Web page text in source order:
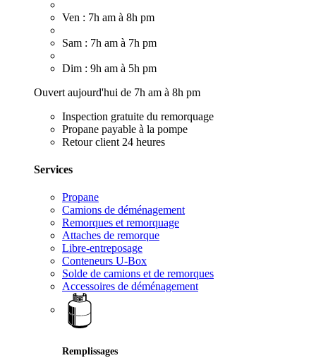
Ven : 7h am à 8h pm
Sam : 7h am à 7h pm
Dim : 9h am à 5h pm
Ouvert aujourd'hui de 7h am à 8h pm
Inspection gratuite du remorquage
Propane payable à la pompe
Retour client 24 heures
Services
Propane
Camions de déménagement
Remorques et remorquage
Attaches de remorque
Libre-entreposage
Conteneurs U-Box
Solde de camions et de remorques
Accessoires de déménagement
Remplissages